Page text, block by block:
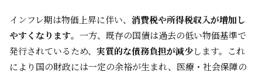
インフレ期は物価上昇に伴い、 消費税や所得税収入が増加し
やすくなります。一方、既存の国債は過去の低い物価基準で
発行されているため、 実質的な債務負担が減少します。これ
により国の財政には一定の余裕が生まれ、医療・社会保障の